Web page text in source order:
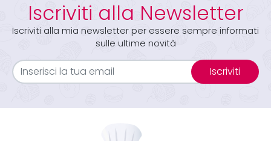
Iscriviti alla Newsletter
Iscriviti alla mia newsletter per essere sempre informati
sulle ultime novità
Iscriviti